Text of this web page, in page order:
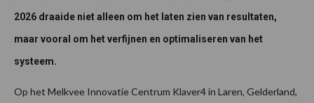
2026 draaide niet alleen om het laten zien van resultaten,
maar vooral om het verfijnen en optimaliseren van het
systeem.
Op het Melkvee Innovatie Centrum Klaver4 in Laren, Gelderland,